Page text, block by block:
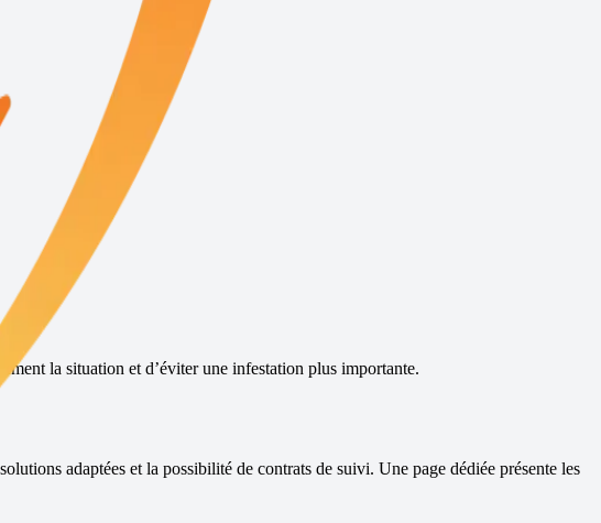
la situation et d’éviter une infestation plus importante.
adaptées et la possibilité de contrats de suivi. Une page dédiée présente les